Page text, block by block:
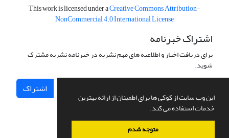
این وب سایت از کوکی ها برای اطمینان از ارائه بهترین
خدمات استفاده می کند.
متوجه شدم
This work is licensed under aCreative Commons Attribution-
NonCommercial 4.0 International License
اشتراک خبرنامه
برای دریافت اخبار و اطلاعیه های مهم نشریه در خبرنامه نشریه مشترک
شوید.
اشتراک